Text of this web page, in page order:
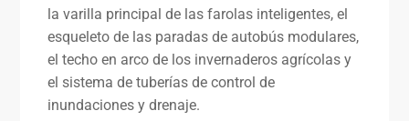
la varilla principal de las farolas inteligentes, el
esqueleto de las paradas de autobús modulares,
el techo en arco de los invernaderos agrícolas y
el sistema de tuberías de control de
inundaciones y drenaje.